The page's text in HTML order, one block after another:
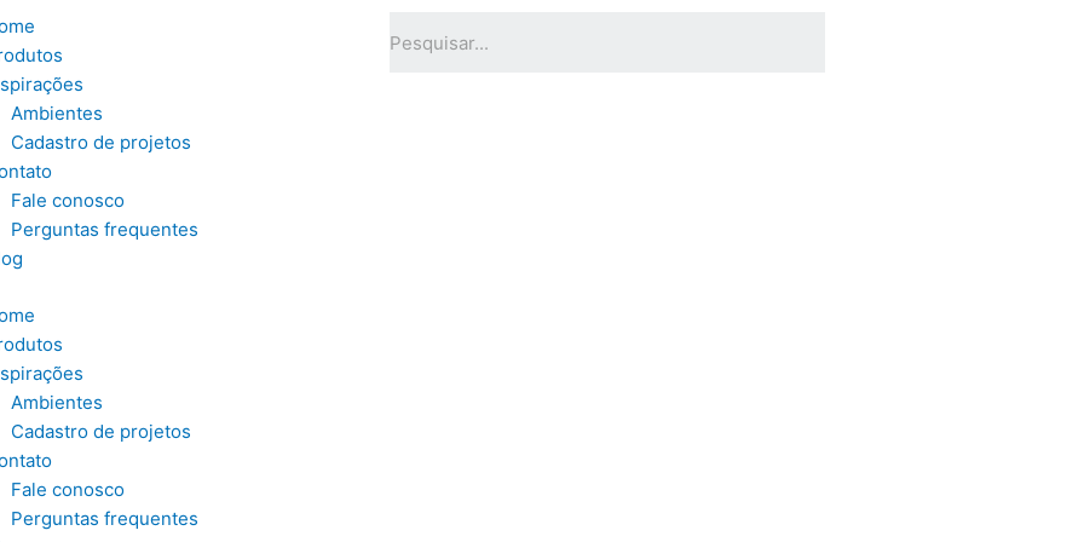
Ambientes
Cadastro de projetos
Fale conosco
Perguntas frequentes
Ambientes
Cadastro de projetos
Fale conosco
Perguntas frequentes